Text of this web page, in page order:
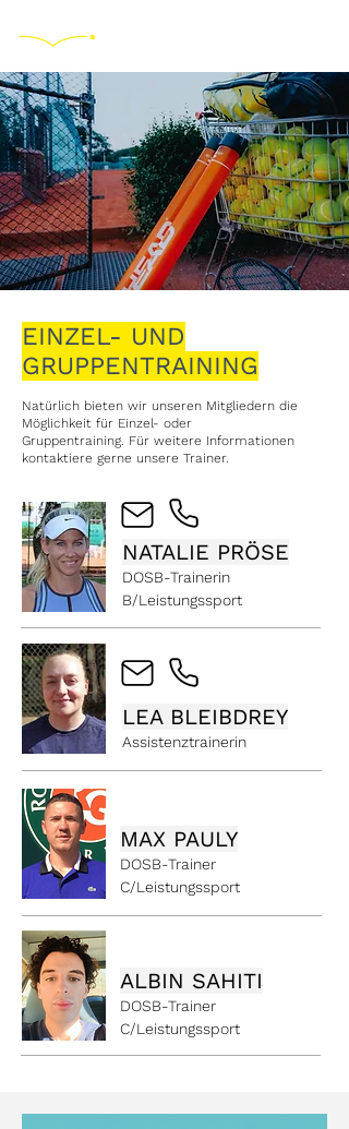
EINZEL- UND
GRUPPENTRAINING
Natürlich bieten wir unseren Mitgliedern die
Möglichkeit für Einzel- oder
Gruppentraining. Für weitere Informationen
kontaktiere gerne unsere Trainer.
NATALIE PRÖSE
DOSB-Trainerin
B/Leistungssport
LEA BLEIBDREY
Assistenztrainerin
MAX PAULY
DOSB-Trainer
C/Leistungssport
ALBIN SAHITI
DOSB-Trainer
C/Leistungssport